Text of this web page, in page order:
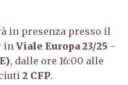
in presenza presso il
in Viale Europa 23/25 -
, dalle ore 16:00 alle
2 CFP.